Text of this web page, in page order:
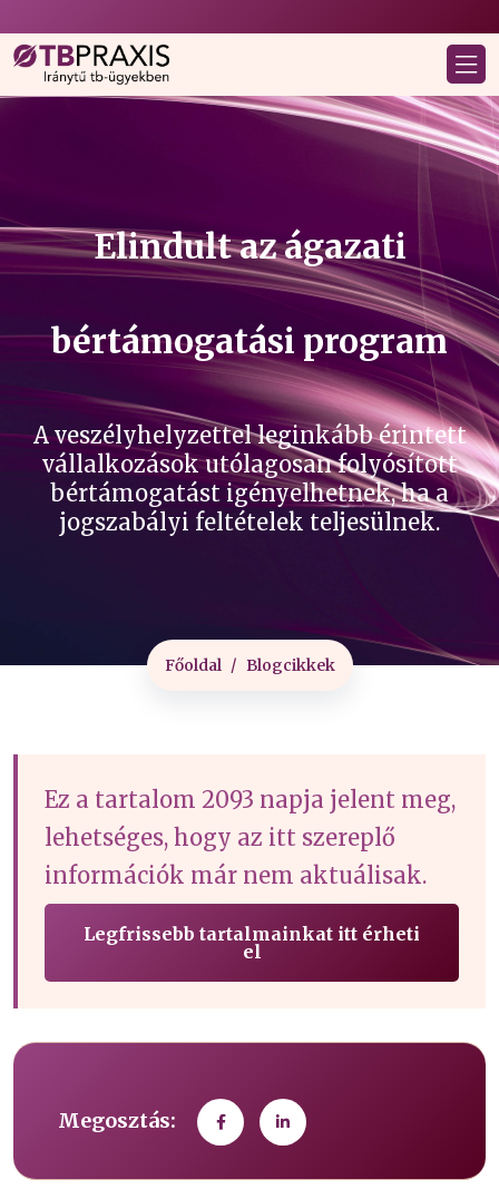
Elindult az ágazati
bértámogatási program
A veszélyhelyzettel leginkább érintett
vállalkozások utólagosan folyósított
bértámogatást igényelhetnek, ha a
jogszabályi feltételek teljesülnek.
Főoldal Blogcikkek
Ez a tartalom 2093 napja jelent meg,
lehetséges, hogy az itt szereplő
információk már nem aktuálisak.
Legfrissebb tartalmainkat itt érheti
el
Megosztás: